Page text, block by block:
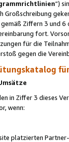
“)
Ziffern 3 und
fort.
für die
gegen die
in Ziffer 3 dieses
wenn:
platzierten